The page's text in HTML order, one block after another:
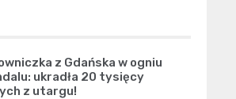
z Gdańska w ogniu
ukradła 20 tysięcy
z utargu!